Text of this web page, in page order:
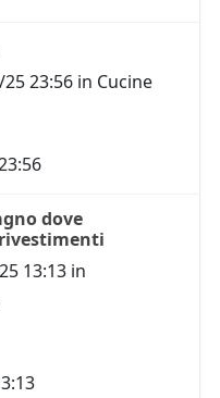
23:56 in Cucine
dove
13:13 in